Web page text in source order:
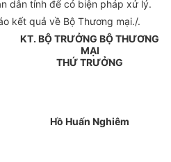
dân tỉnh để có biện pháp xử lý.
kết quả về Bộ Thương mại./.
KT. BỘ TRƯỞNG BỘ THƯƠNG
MẠI
THỨ TRƯỞNG
Hồ Huấn Nghiêm